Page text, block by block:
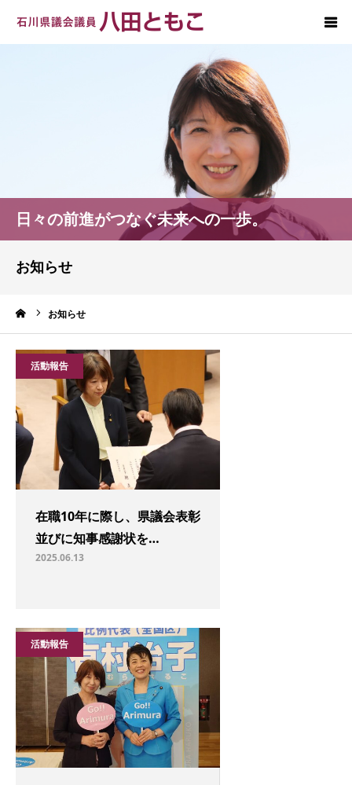
日々の前進がつなぐ未来への一歩。
お知らせ
お知らせ
在職10年に際し、県議会表彰
並びに知事感謝状を…
2025.06.13
活動報告
活動報告
後援会